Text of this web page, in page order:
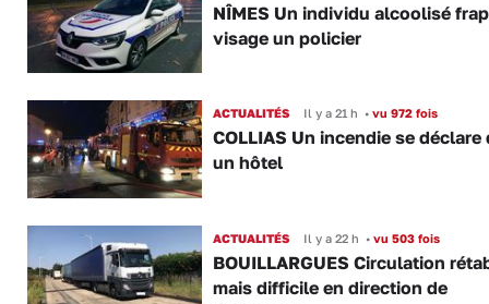
NÎMES Un individu alcoolisé
visage un policier
ACTUALITÉS Il y a 21 h •vu 972 fois
COLLIAS Un incendie se déclare
un hôtel
ACTUALITÉS Il y a 22 h •vu 503 fois
BOUILLARGUES Circulation
mais difficile en direction de